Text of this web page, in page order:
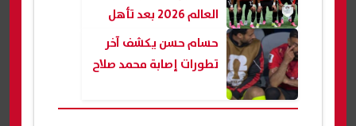
العالم 2026 بعد تأهل
الفراعنة
حسام حسن يكشف آخر
تطورات إصابة محمد صلاح